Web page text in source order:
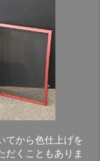
てから色仕上げを
だくこともありま